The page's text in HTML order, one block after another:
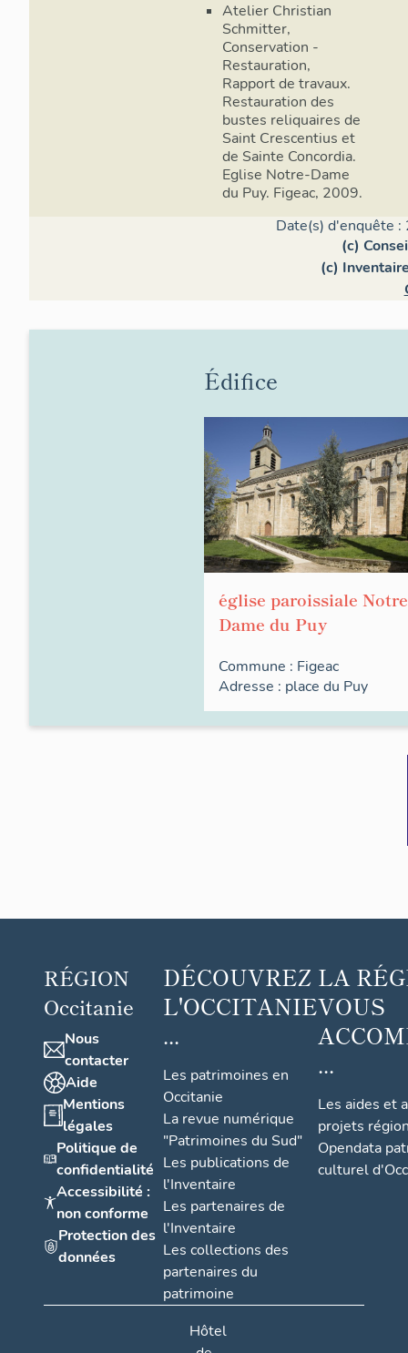
Atelier Christian
Schmitter,
Conservation -
Restauration,
Rapport de travaux.
Restauration des
bustes reliquaires de
Saint Crescentius et
de Sainte Concordia.
Eglise Notre-Dame
du Puy. Figeac, 2009.
Date(s) d'enquête
(c)
(c)
Édifice
église paroissiale
Dame du Puy
Commune : Figeac
Adresse : place du Puy
RÉGION
Occitanie
Nous
contacter
Aide
Mentions
légales
Politique de
confidentialité
Accessibilité :
non conforme
Protection des
données
DÉCOUVREZ
L'OCCITANIE
...
Les patrimoines en
Occitanie
La revue numérique
"Patrimoines du Sud"
Les publications de
l'Inventaire
Les partenaires de
l'Inventaire
Les collections des
partenaires du
patrimoine
LA
VOUS
...
Les aides et
projets
Opendata
culturel
Hôtel